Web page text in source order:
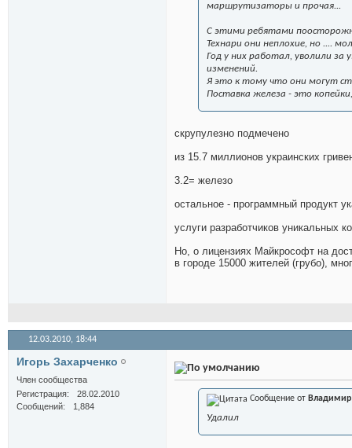
маршрутизаторы и прочая...
С этими ребятами
Технари они неплохие, но ....
Год у них работал, уволили за
изменений.
Я это к тому что они могут
Поставка железа - это
скрупулезно подмечено
из 15.7 миллионов украинских
3.2= железо
остальное - программный продукт
услуги разработчиков уникальных
Но, о лицензиях Майкрософт на
в городе 15000 жителей (грубо),
12.03.2010, 18:44
Игорь Захарченко
Член сообщества
Регистрация
28.02.2010
Сообщений
1,884
Сообщение от
Удалил